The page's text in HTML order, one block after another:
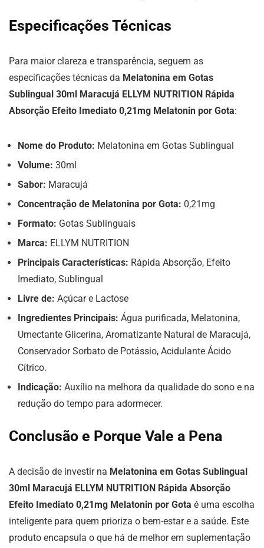
Especificações Técnicas
Para maior clareza e transparência, seguem as
especificações técnicas da Melatonina em Gotas
Sublingual 30ml Maracujá ELLYM NUTRITION Rápida
Absorção Efeito Imediato 0,21mg Melatonin por Gota:
Nome do Produto: Melatonina em Gotas Sublingual
Volume: 30ml
Sabor: Maracujá
Concentração de Melatonina por Gota: 0,21mg
Formato: Gotas Sublinguais
Marca: ELLYM NUTRITION
Principais Características: Rápida Absorção, Efeito
Imediato, Sublingual
Livre de: Açúcar e Lactose
Ingredientes Principais: Água purificada, Melatonina,
Umectante Glicerina, Aromatizante Natural de Maracujá,
Conservador Sorbato de Potássio, Acidulante Ácido
Cítrico.
Indicação: Auxílio na melhora da qualidade do sono e na
redução do tempo para adormecer.
Conclusão e Porque Vale a Pena
A decisão de investir na Melatonina em Gotas Sublingual
30ml Maracujá ELLYM NUTRITION Rápida Absorção
Efeito Imediato 0,21mg Melatonin por Gota é uma escolha
inteligente para quem prioriza o bem-estar e a saúde. Este
produto encapsula o que há de melhor em suplementação